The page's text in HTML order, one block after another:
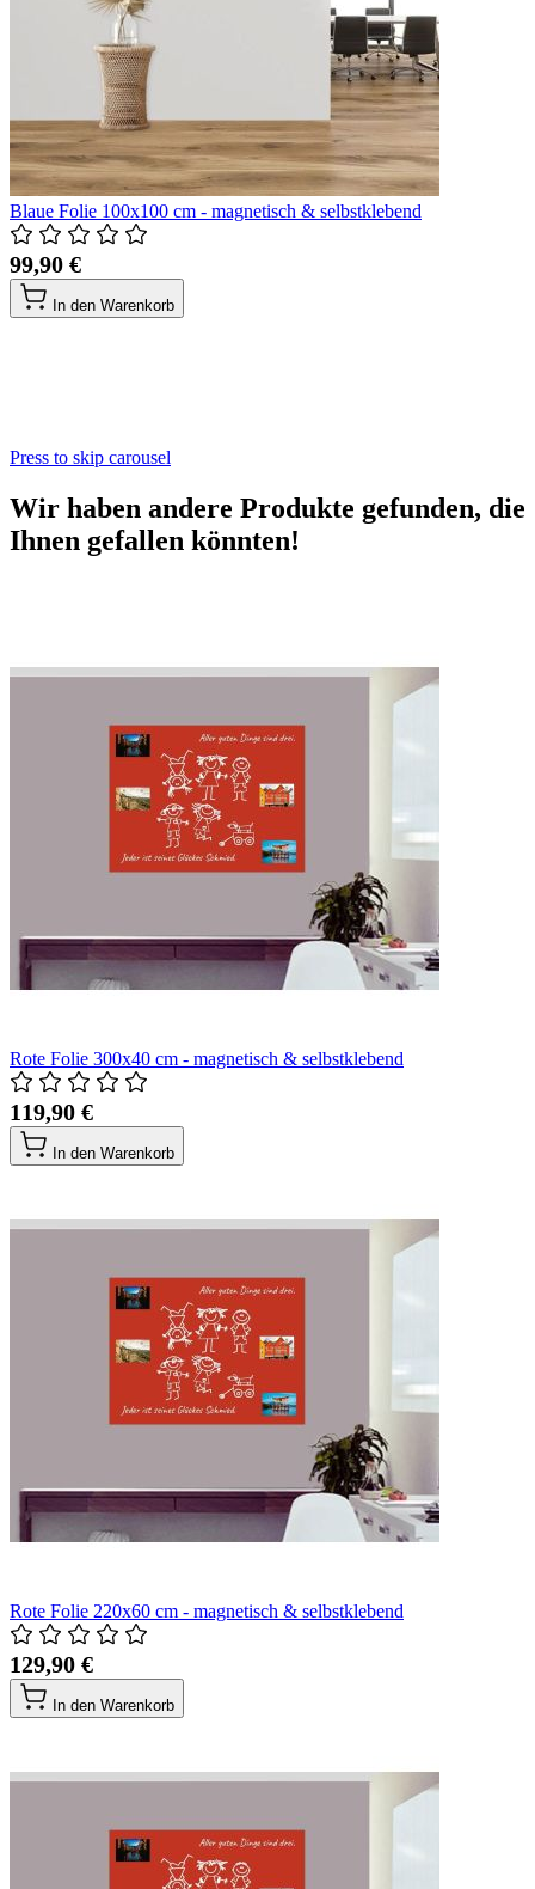
Blaue Folie 100x100 cm - magnetisch & selbstklebend
99,90 €
In den Warenkorb
Press to skip carousel
Wir haben andere Produkte gefunden, die
Ihnen gefallen könnten!
Rote Folie 300x40 cm - magnetisch & selbstklebend
119,90 €
In den Warenkorb
Rote Folie 220x60 cm - magnetisch & selbstklebend
129,90 €
In den Warenkorb